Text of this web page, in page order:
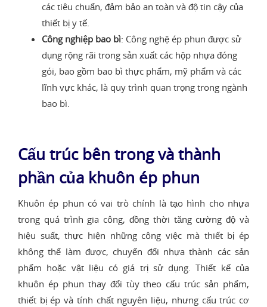
các tiêu chuẩn, đảm bảo an toàn và độ tin cậy của
thiết bị y tế.
Công nghiệp bao bì: Công nghệ ép phun được sử
dụng rộng rãi trong sản xuất các hộp nhựa đóng
gói, bao gồm bao bì thực phẩm, mỹ phẩm và các
lĩnh vực khác, là quy trình quan trọng trong ngành
bao bì.
Cấu trúc bên trong và thành
phần của khuôn ép phun
Khuôn ép phun có vai trò chính là tạo hình cho nhựa
trong quá trình gia công, đồng thời tăng cường độ và
hiệu suất, thực hiện những công việc mà thiết bị ép
không thể làm được, chuyển đổi nhựa thành các sản
phẩm hoặc vật liệu có giá trị sử dụng. Thiết kế của
khuôn ép phun thay đổi tùy theo cấu trúc sản phẩm,
thiết bị ép và tính chất nguyên liệu, nhưng cấu trúc cơ